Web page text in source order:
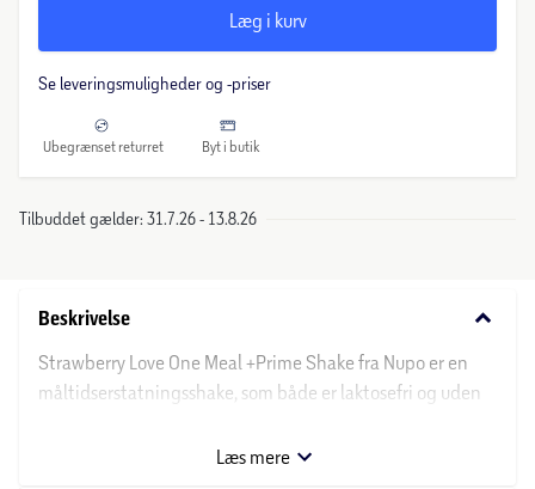
Læg i kurv
Se leveringsmuligheder og -priser
Ubegrænset returret Byt i butik
Tilbuddet gælder: 31.7.26 - 13.8.26
Beskrivelse keyboard_arrow_down
Strawberry Love One Meal +Prime Shake fra Nupo er en
måltidserstatningsshake, som både er laktosefri og uden
skøn smag af jordbær. Den skal blot rystes før brug og er
Læs mere